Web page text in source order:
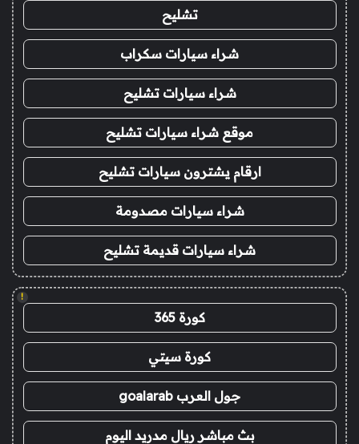
تشليح
شراء سيارات سكراب
شراء سيارات تشليح
موقع شراء سيارات تشليح
ارقام يشترون سيارات تشليح
شراء سيارات مصدومة
شراء سيارات قديمة تشليح
!
كورة 365
كورة سيتي
جول العرب goalarab
بث مباشر ريال مدريد اليوم